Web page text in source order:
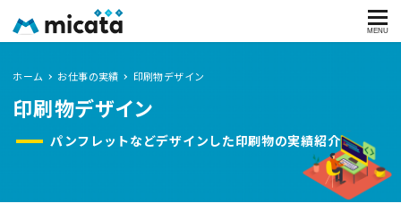
MENU
印刷物デザイン
パンフレットなどデザインした印刷物の実績紹介
ホーム お仕事の実績 印刷物デザイン